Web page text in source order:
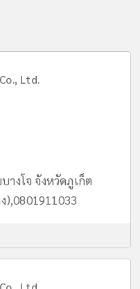
Ltd.
างโจ จังหวัดภูเก็ต